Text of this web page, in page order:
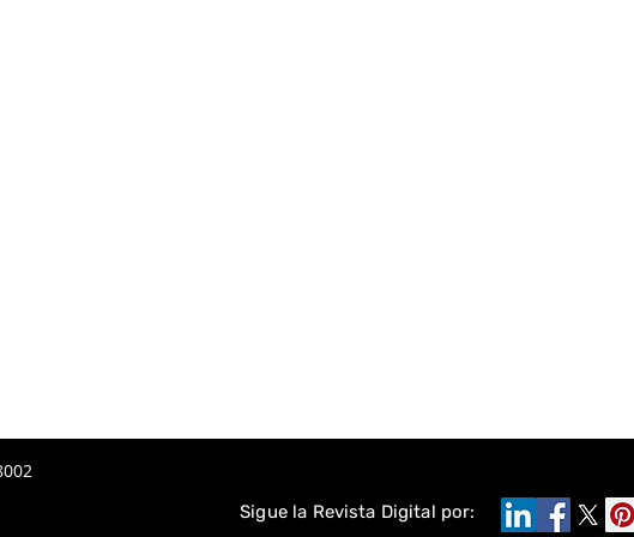
Sigue la Revista Digital por: